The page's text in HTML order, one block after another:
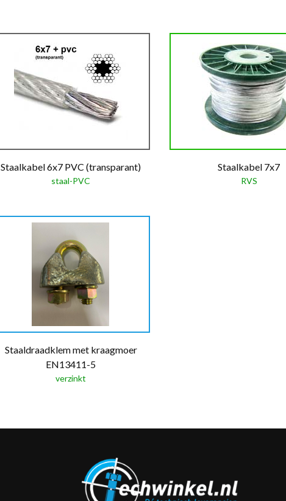
Staalkabel 6x7 PVC (transparant)
staal-PVC
Staalkabel 7x7
RVS
Staaldraadklem met kraagmoer
EN13411-5
verzinkt